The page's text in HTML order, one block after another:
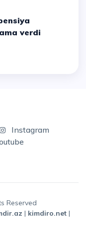
verdi
Instagram
Reserved
| kimdiro.net |